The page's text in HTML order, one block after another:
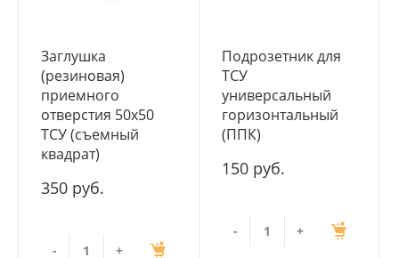
Заглушка
(резиновая)
приемного
отверстия 50х50
ТСУ (съемный
квадрат)
350 руб.
- +
Подрозетник для
ТСУ
универсальный
горизонтальный
(ППК)
150 руб.
- +